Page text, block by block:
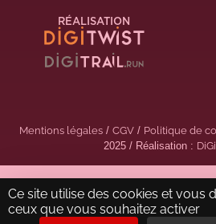
RÉALISATION
Mentions légales/ CGV/ Politique de
2025 / Réalisation :
Ce site utilise des cookies et vous
ceux que vous souhaitez activer